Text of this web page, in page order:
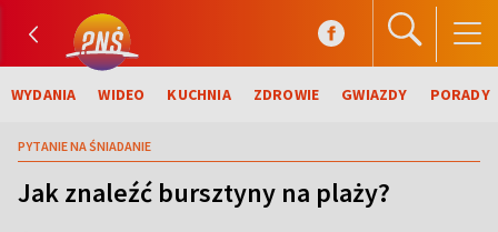
WYDANIA WIDEO KUCHNIA ZDROWIE GWIAZDY PORADY
PYTANIE NA ŚNIADANIE
Jak znaleźć bursztyny na plaży?